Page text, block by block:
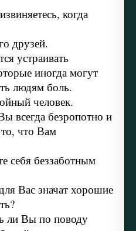
когда
устраивать
иногда могут
людям боль.
человек.
безропотно и
что Вам
беззаботным
значат хорошие
Вы по поводу